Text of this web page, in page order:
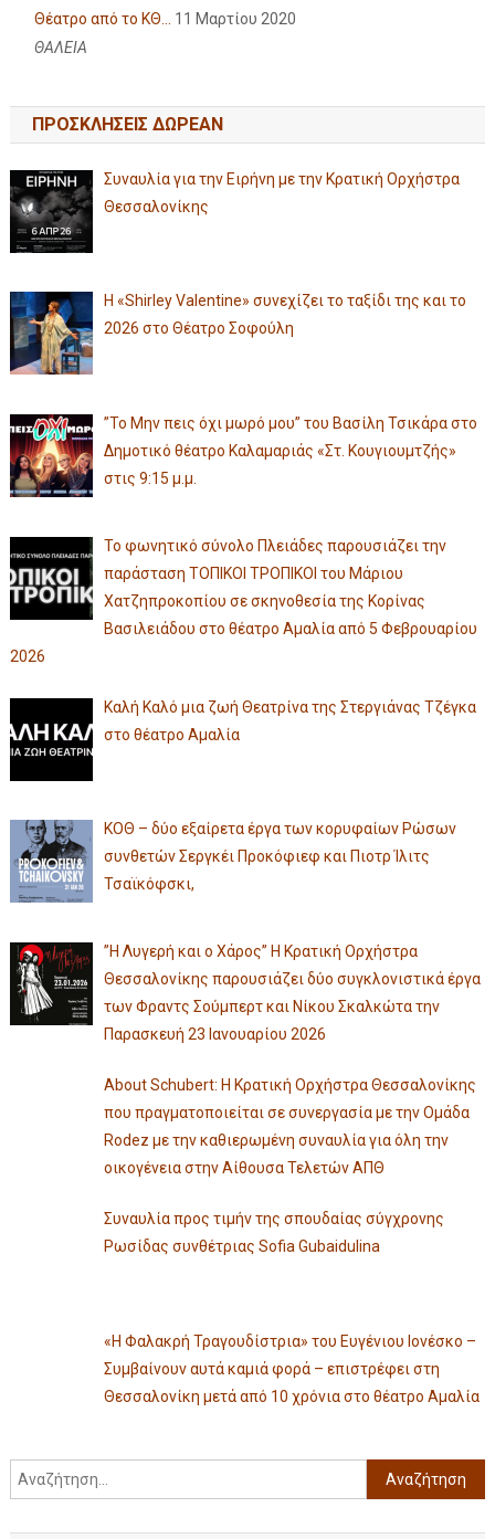
Θέατρο από το ΚΘ...
11 Μαρτίου 2020
ΘΑΛΕΙΑ
ΠΡΟΣΚΛΗΣΕΙΣ ΔΩΡΕΑΝ
Συναυλία για την Ειρήνη με την Κρατική Ορχήστρα
Θεσσαλονίκης
Η «Shirley Valentine» συνεχίζει το ταξίδι της και το
2026 στο Θέατρο Σοφούλη
”Το Μην πεις όχι μωρό μου” του Βασίλη Τσικάρα στο
Δημοτικό θέατρο Καλαμαριάς «Στ. Κουγιουμτζής»
στις 9:15 μ.μ.
Το φωνητικό σύνολο Πλειάδες παρουσιάζει την
παράσταση ΤΟΠΙΚΟΙ ΤΡΟΠΙΚΟΙ του Μάριου
Χατζηπροκοπίου σε σκηνοθεσία της Κορίνας
Βασιλειάδου στο θέατρο Αμαλία από 5 Φεβρουαρίου
2026
Καλή Καλό μια ζωή Θεατρίνα της Στεργιάνας Τζέγκα
στο θέατρο Αμαλία
ΚΟΘ – δύο εξαίρετα έργα των κορυφαίων Ρώσων
συνθετών Σεργκέι Προκόφιεφ και Πιοτρ Ίλιτς
Τσαϊκόφσκι,
”Η Λυγερή και ο Χάρος” Η Κρατική Ορχήστρα
Θεσσαλονίκης παρουσιάζει δύο συγκλονιστικά έργα
των Φραντς Σούμπερτ και Νίκου Σκαλκώτα την
Παρασκευή 23 Ιανουαρίου 2026
About Schubert: Η Κρατική Ορχήστρα Θεσσαλονίκης
που πραγματοποιείται σε συνεργασία με την Ομάδα
Rodez με την καθιερωμένη συναυλία για όλη την
οικογένεια στην Αίθουσα Τελετών ΑΠΘ
Συναυλία προς τιμήν της σπουδαίας σύγχρονης
Ρωσίδας συνθέτριας Sofia Gubaidulina
«Η Φαλακρή Τραγουδίστρια» του Ευγένιου Ιονέσκο –
Συμβαίνουν αυτά καμιά φορά – επιστρέφει στη
Θεσσαλονίκη μετά από 10 χρόνια στο θέατρο Αμαλία